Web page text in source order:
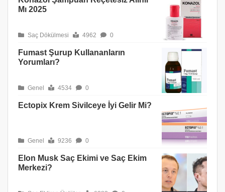
Mı 2025
Saç Dökülmesi 4962 0
Fumast Şurup Kullananların
Yorumları?
Genel 4534 0
Ectopix Krem Sivilceye İyi Gelir Mi?
Genel 9236 0
Elon Musk Saç Ekimi ve Saç Ekim
Merkezi?